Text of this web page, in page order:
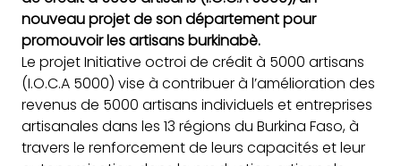
nouveau projet de son département pour
promouvoir les artisans burkinabè.
Le projet Initiative octroi de crédit à 5000 artisans
(I.O.C.A 5000) vise à contribuer à l’amélioration des
revenus de 5000 artisans individuels et entreprises
artisanales dans les 13 régions du Burkina Faso, à
travers le renforcement de leurs capacités et leur